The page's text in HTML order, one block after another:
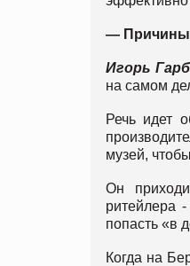
— Причины
Игорь
на самом
Речь идет
музей,
Он
ритейлера
попасть «в
Когда на